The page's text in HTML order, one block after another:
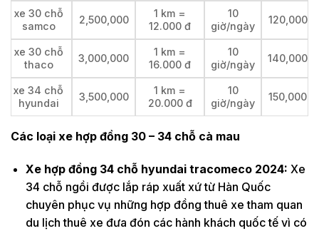
xe 30 chỗ
samco
2,500,000
1 km =
12.000 đ
10
giờ/ngày
120,000
xe 30 chỗ
thaco
3,000,000
1 km =
16.000 đ
10
giờ/ngày
140,000
xe 34 chỗ
hyundai
3,500,000
1 km =
20.000 đ
10
giờ/ngày
150,000
Các loại xe hợp đồng 30 – 34 chỗ cà mau
Xe hợp đồng 34 chỗ hyundai tracomeco 2024: Xe
34 chỗ ngồi được lắp ráp xuất xứ từ Hàn Quốc
chuyên phục vụ những hợp đồng thuê xe tham quan
du lịch thuê xe đưa đón các hành khách quốc tế vì có